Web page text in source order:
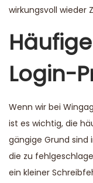
wirkungsvoll wieder
Login-
Wenn wir bei
ist es wichtig, die
gängige Grund sind
die zu
ein kleiner